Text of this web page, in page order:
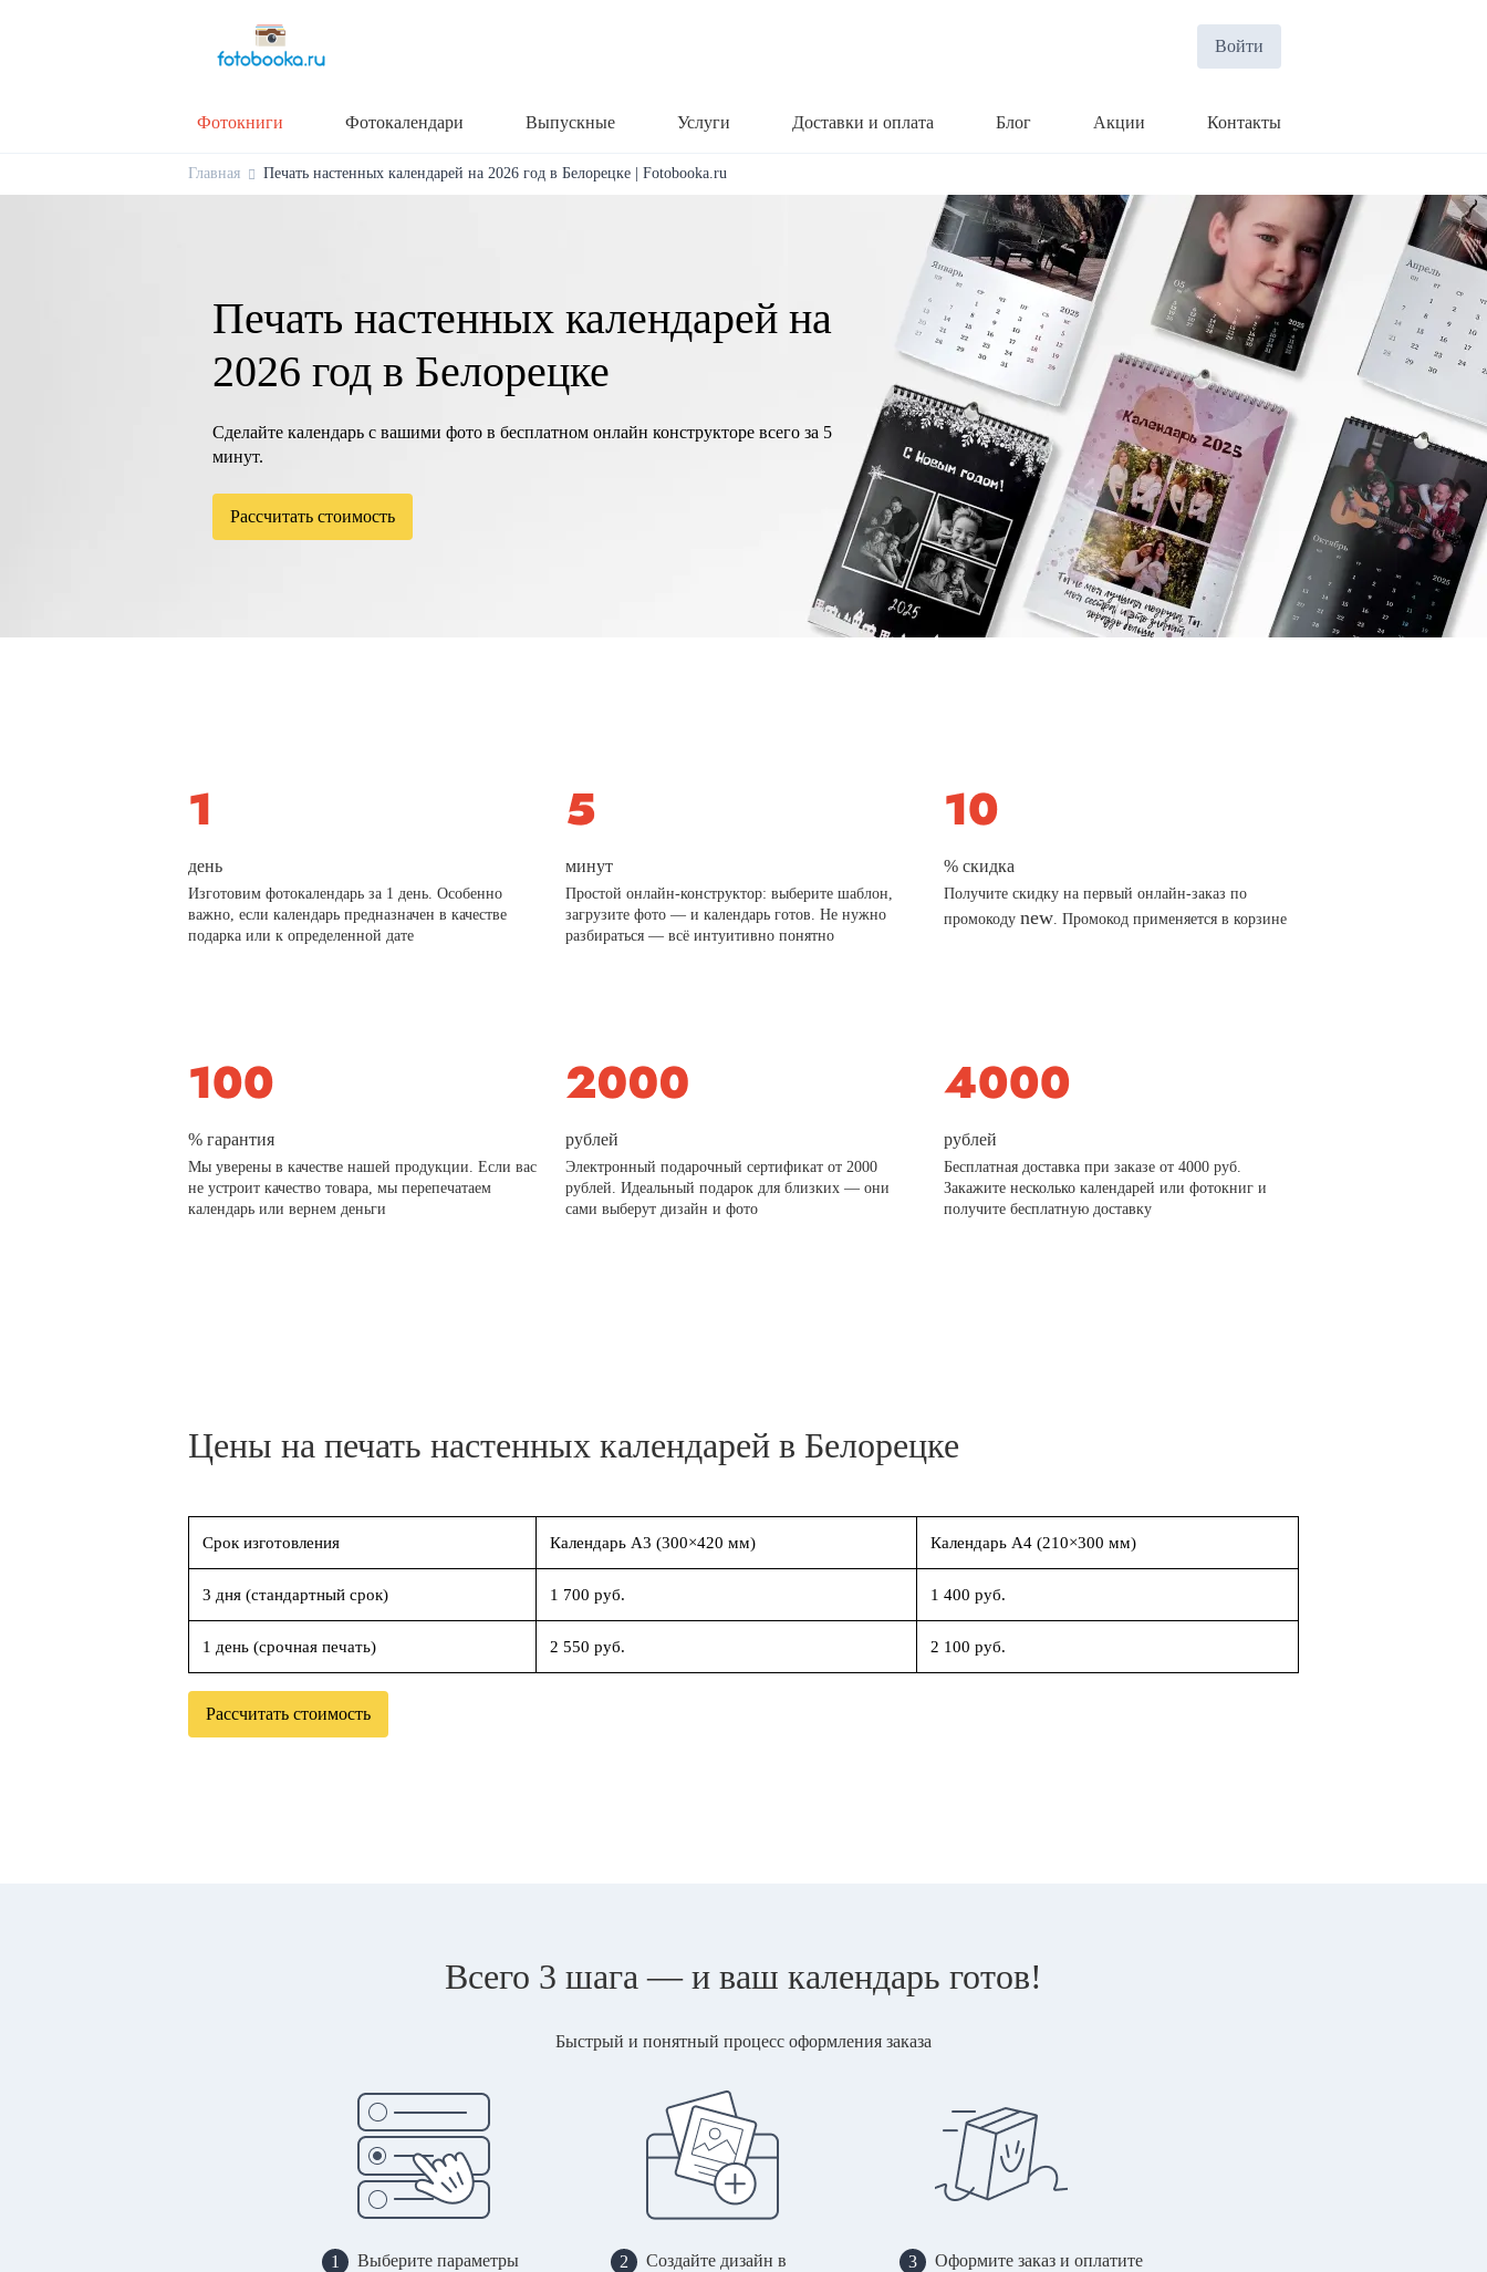
Войти
Фотокниги Фотокалендари Выпускные Услуги Доставки и оплата Блог Акции Контакты
Главная Печать настенных календарей на 2026 год в Белорецке | Fotobooka.ru
Печать настенных календарей на
2026 год в Белорецке
Сделайте календарь с вашими фото в бесплатном онлайн конструкторе всего за 5
минут.
Рассчитать стоимость
день
Изготовим фотокалендарь за 1 день. Особенно
важно, если календарь предназначен в качестве
подарка или к определенной дате
минут
Простой онлайн-конструктор: выберите шаблон,
загрузите фото — и календарь готов. Не нужно
разбираться — всё интуитивно понятно
% скидка
Получите скидку на первый онлайн-заказ по
промокоду new. Промокод применяется в корзине
% гарантия
Мы уверены в качестве нашей продукции. Если вас
не устроит качество товара, мы перепечатаем
календарь или вернем деньги
рублей
Электронный подарочный сертификат от 2000
рублей. Идеальный подарок для близких — они
сами выберут дизайн и фото
рублей
Бесплатная доставка при заказе от 4000 руб.
Закажите несколько календарей или фотокниг и
получите бесплатную доставку
Цены на печать настенных календарей в Белорецке
Срок изготовления Календарь А3 (300×420 мм) Календарь А4 (210×300 мм)
3 дня (стандартный срок) 1 700 руб. 1 400 руб.
1 день (срочная печать) 2 550 руб. 2 100 руб.
Рассчитать стоимость
Всего 3 шага — и ваш календарь готов!
Быстрый и понятный процесс оформления заказа
1
Выберите параметры
2
Создайте дизайн в
3
Оформите заказ и оплатите